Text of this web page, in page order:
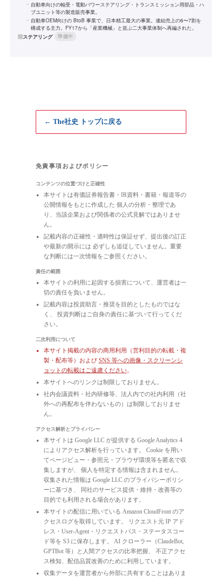
自動車向けの軸受・電動パワーステアリング・トランスミッション用部品・ハ
ブユニット等の製造販売事業。
自動車OEM向けの BtoB 事業で、日本精工最大の事業。連結売上の6〜7割を
構成する主力。FY17から「産業機械」と並ぶ二大事業体制へ再編された。
ステアリング
準備中
← The社史 トップに戻る
免責事項およびポリシー
コンテンツの位置づけと正確性
本サイトは有価証券報告書・IR資料・書籍・報道等の
公開情報をもとに作成した 個人の分析・整理であ
り、当該企業および関係者の公式見解ではありませ
ん。
記載内容の正確性・適時性は保証せず、提出後の訂正
や最新の開示には 必ずしも追従していません。重要
な判断には一次情報をご参照ください。
責任の範囲
本サイトの利用に起因する損害について、運営者は一
切の責任を負いません。
記載内容は投資助言・推奨を目的としたものではな
く、 投資判断はご自身の責任に基づいて行ってくだ
さい。
二次利用について
本サイト掲載の内容の商用利用（営利目的の転載・複
製・配布等）および SNS 等への画像・スクリーンシ
ョットの転載はご遠慮ください。
本サイトへのリンクは制限しておりません。
社内会議資料・社内研修等、法人内での社内利用（社
外への再配布を伴わないもの）は制限しておりませ
ん。
アクセス解析とプライバシー
本サイトは Google LLC が提供する Google Analytics 4
によりアクセス解析を行っています。 Cookie を用い
てページビュー・参照元・ブラウザ環境等を匿名で収
集しますが、 個人を特定する情報は含まれません。
収集された情報は Google LLC のプライバシーポリシ
ーに基づき、 同社のサービス提供・維持・改善等の
目的でも利用される場合があります。
本サイトの配信に用いている Amazon CloudFront のア
クセスログを取得しています。 リクエスト元 IP アド
レス・User-Agent・リクエストパス・ステータスコー
ド等を S3 に保存します。 AI クローラー（ClaudeBot,
GPTBot 等）と人間アクセスの比率把握、 不正アクセ
ス検知、配信品質改善のために利用しています。
収集データを運営者から外部に共有することはありま